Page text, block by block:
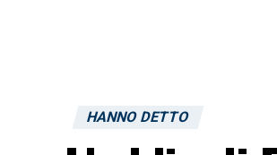
HANNO DETTO